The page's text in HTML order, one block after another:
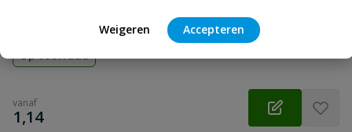
Weigeren Accepteren
Op voorraad
vanaf
€
1,14